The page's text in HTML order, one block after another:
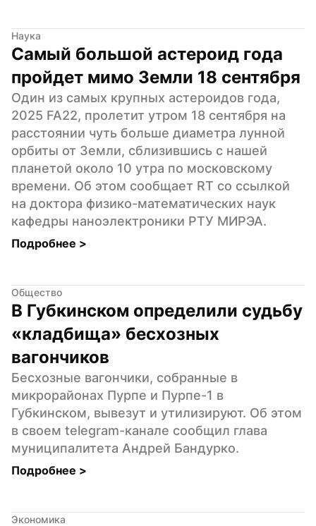
Наука
Самый большой астероид года
пройдет мимо Земли 18 сентября
Один из самых крупных астероидов года,
2025 FA22, пролетит утром 18 сентября на
расстоянии чуть больше диаметра лунной
орбиты от Земли, сблизившись с нашей
планетой около 10 утра по московскому
времени. Об этом сообщает RT со ссылкой
на доктора физико-математических наук
кафедры наноэлектроники РТУ МИРЭА.
Подробнее >
Общество
В Губкинском определили судьбу
«кладбища» бесхозных
вагончиков
Бесхозные вагончики, собранные в
микрорайонах Пурпе и Пурпе-1 в
Губкинском, вывезут и утилизируют. Об этом
в своем telegram-канале сообщил глава
муниципалитета Андрей Бандурко.
Подробнее >
Экономика